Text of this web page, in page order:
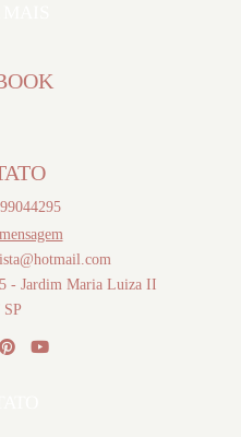
- Jardim Maria Luiza II
SP